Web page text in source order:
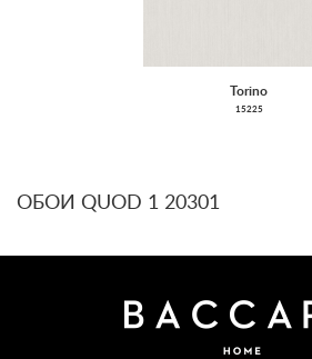
Torino
15225
ОБОИ QUOD 1 20301